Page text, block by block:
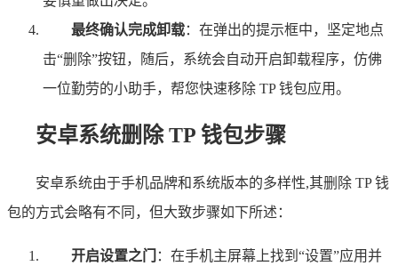
最终确认完成卸载：在弹出的提示框中，坚定地点
击“删除”按钮，随后，系统会自动开启卸载程序，仿佛
一位勤劳的小助手，帮您快速移除 TP 钱包应用。
安卓系统删除 TP 钱包步骤
安卓系统由于手机品牌和系统版本的多样性,其删除 TP 钱
包的方式会略有不同，但大致步骤如下所述：
开启设置之门
：在手机主屏幕上找到“设置”应用并